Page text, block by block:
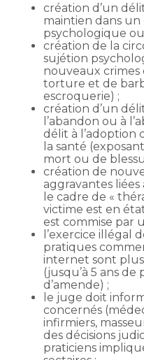
création d’un
maintien dans
psychologique
création de la
sujétion
nouveaux crimes
torture et de
escroquerie) ;
création d’un
l’abandon ou à
délit à l’adoption
la santé
mort ou de
création de
aggravantes liées
le cadre de «
victime est en
est commise par
l’exercice illégal
pratiques
internet sont
(jusqu’à 5 ans
d’amende) ;
le juge doit
concernés
infirmiers,
des décisions
praticiens